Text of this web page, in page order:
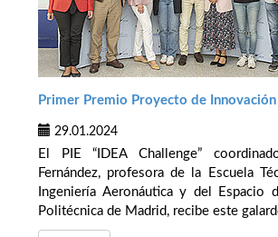
Primer Premio Proyecto de
29.01.2024
El PIE “IDEA Challenge”
Fernández, profesora de la Escuela
Ingeniería Aeronáutica y del Espacio
Politécnica de Madrid, recibe este